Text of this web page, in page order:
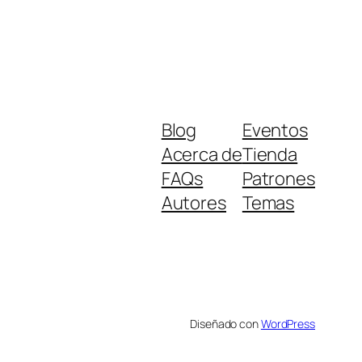
Blog
Acerca de
FAQs
Autores
Eventos
Tienda
Patrones
Temas
Diseñado conWordPress